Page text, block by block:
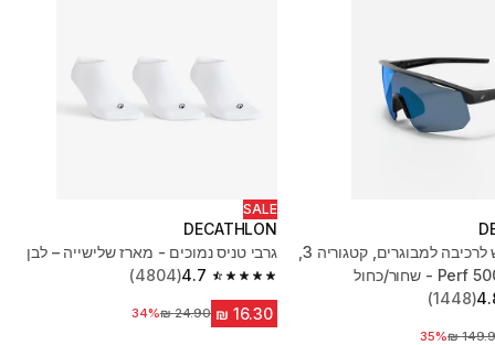
משקפי שמש לרכיבה למבוגרים, קטגוריה 3,
(1448)
לפני הנחה
35%
SALE
DECATHLON
גרבי טניס נמוכים - מארז שלישייה – לבן
4.7
4.7 out of 5 stars from 4804 reviews
(4804)
מחיר לפני הנחה‏24.90 ₪
34%